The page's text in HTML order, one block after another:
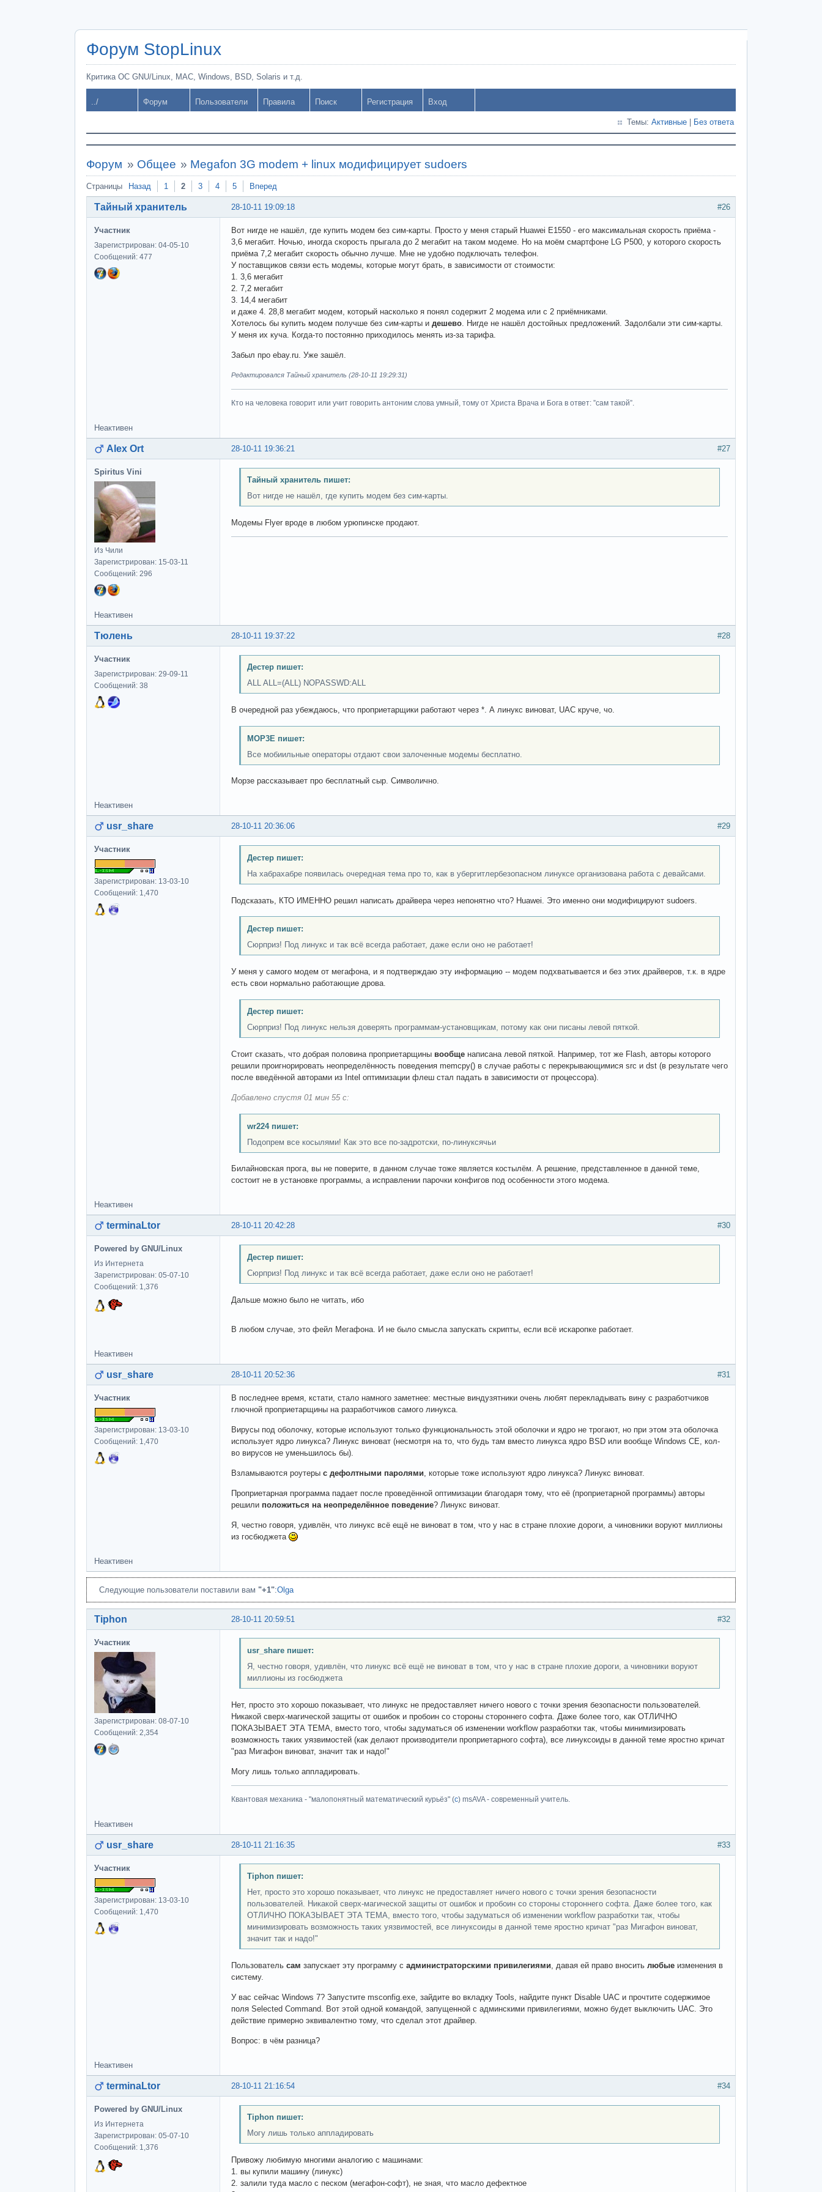
Форум StopLinux
Критика ОС GNU/Linux, MAC, Windows, BSD, Solaris и т.д.
../ Форум Пользователи Правила Поиск Регистрация Вход
Темы: Активные Без ответа
Форум » Общее » Megafon 3G modem + linux модифицирует sudoers
Страницы Назад 1 2 3 4 5 Вперед
#26
28-10-11 19:09:18
Тайный хранитель
Участник
Зарегистрирован: 04-05-10
Сообщений: 477
Вот нигде не нашёл, где купить модем без сим-карты. Просто у меня старый Huawei E1550 - его максимальная скорость приёма -
3,6 мегабит. Ночью, иногда скорость прыгала до 2 мегабит на таком модеме. Но на моём смартфоне LG P500, у которого скорость
приёма 7,2 мегабит скорость обычно лучше. Мне не удобно подключать телефон.
У поставщиков связи есть модемы, которые могут брать, в зависимости от стоимости:
1. 3,6 мегабит
2. 7,2 мегабит
3. 14,4 мегабит
и даже 4. 28,8 мегабит модем, который насколько я понял содержит 2 модема или с 2 приёмниками.
Хотелось бы купить модем получше без сим-карты и дешево . Нигде не нашёл достойных предложений. Задолбали эти сим-карты.
У меня их куча. Когда-то постоянно приходилось менять из-за тарифа.
Забыл про ebay.ru. Уже зашёл.
Редактировался Тайный хранитель (28-10-11 19:29:31)
Кто на человека говорит или учит говорить антоним слова умный, тому от Христа Врача и Бога в ответ: ”сам такой”.
Неактивен
#27
28-10-11 19:36:21
Alex Ort
Spiritus Vini
Из Чили
Зарегистрирован: 15-03-11
Сообщений: 296
Тайный хранитель пишет:
Вот нигде не нашёл, где купить модем без сим-карты.
Модемы Flyer вроде в любом урюпинске продают.
Неактивен
#28
28-10-11 19:37:22
Тюлень
Участник
Зарегистрирован: 29-09-11
Сообщений: 38
Дестер пишет:
ALL ALL=(ALL) NOPASSWD:ALL
В очередной раз убеждаюсь, что проприетарщики работают через *. А линукс виноват, UAC круче, чо.
MOP3E пишет:
Все мобиильные операторы отдают свои залоченные модемы бесплатно.
Морзе рассказывает про бесплатный сыр. Символично.
Неактивен
#29
28-10-11 20:36:06
usr_share
Участник
Зарегистрирован: 13-03-10
Сообщений: 1,470
Дестер пишет:
На хабрахабре появилась очередная тема про то, как в убергитлербезопасном линуксе организована работа с девайсами.
Подсказать, КТО ИМЕННО решил написать драйвера через непонятно что? Huawei. Это именно они модифицируют sudoers.
Дестер пишет:
Сюрприз! Под линукс и так всё всегда работает, даже если оно не работает!
У меня у самого модем от мегафона, и я подтверждаю эту информацию -- модем подхватывается и без этих драйверов, т.к. в ядре
есть свои нормально работающие дрова.
Дестер пишет:
Сюрприз! Под линукс нельзя доверять программам-установщикам, потому как они писаны левой пяткой.
Стоит сказать, что добрая половина проприетарщины вообще написана левой пяткой. Например, тот же Flash, авторы которого
решили проигнорировать неопределённость поведения memcpy() в случае работы с перекрывающимися src и dst (в результате чего
после введённой авторами из Intel оптимизации флеш стал падать в зависимости от процессора).
Добавлено спустя 01 мин 55 с:
wr224 пишет:
Подопрем все косылями! Как это все по-задротски, по-линуксячьи
Билайновская прога, вы не поверите, в данном случае тоже является костылём. А решение, представленное в данной теме,
состоит не в установке программы, а исправлении парочки конфигов под особенности этого модема.
Неактивен
#30
28-10-11 20:42:28
terminaLtor
Powered by GNU/Linux
Из Интернета
Зарегистрирован: 05-07-10
Сообщений: 1,376
Дестер пишет:
Сюрприз! Под линукс и так всё всегда работает, даже если оно не работает!
Дальше можно было не читать, ибо
В любом случае, это фейл Мегафона. И не было смысла запускать скрипты, если всё искаропке работает.
Неактивен
#31
28-10-11 20:52:36
usr_share
Участник
Зарегистрирован: 13-03-10
Сообщений: 1,470
В последнее время, кстати, стало намного заметнее: местные виндузятники очень любят перекладывать вину с разработчиков
глючной проприетарщины на разработчиков самого линукса.
Вирусы под оболочку, которые используют только функциональность этой оболочки и ядро не трогают, но при этом эта оболочка
использует ядро линукса? Линукс виноват (несмотря на то, что будь там вместо линукса ядро BSD или вообще Windows CE, кол-
во вирусов не уменьшилось бы).
Взламываются роутеры с дефолтными паролями , которые тоже используют ядро линукса? Линукс виноват.
Проприетарная программа падает после проведённой оптимизации благодаря тому, что её (проприетарной программы) авторы
решили положиться на неопределённое поведение? Линукс виноват.
Я, честно говоря, удивлён, что линукс всё ещё не виноват в том, что у нас в стране плохие дороги, а чиновники воруют миллионы
из госбюджета
Неактивен
Следующие пользователи поставили вам "+1":Olga
#32
28-10-11 20:59:51
Tiphon
Участник
Зарегистрирован: 08-07-10
Сообщений: 2,354
usr_share пишет:
Я, честно говоря, удивлён, что линукс всё ещё не виноват в том, что у нас в стране плохие дороги, а чиновники воруют
миллионы из госбюджета
Нет, просто это хорошо показывает, что линукс не предоставляет ничего нового с точки зрения безопасности пользователей.
Никакой сверх-магической защиты от ошибок и пробоин со стороны стороннего софта. Даже более того, как ОТЛИЧНО
ПОКАЗЫВАЕТ ЭТА ТЕМА, вместо того, чтобы задуматься об изменении workflow разработки так, чтобы минимизировать
возможность таких уязвимостей (как делают производители проприетарного софта), все линуксоиды в данной теме яростно кричат
"раз Мигафон виноват, значит так и надо!"
Могу лишь только аппладировать.
Квантовая механика - "малопонятный математический курьёз" (с) msAVA - современный учитель.
Неактивен
#33
28-10-11 21:16:35
usr_share
Участник
Зарегистрирован: 13-03-10
Сообщений: 1,470
Tiphon пишет:
Нет, просто это хорошо показывает, что линукс не предоставляет ничего нового с точки зрения безопасности
пользователей. Никакой сверх-магической защиты от ошибок и пробоин со стороны стороннего софта. Даже более того, как
ОТЛИЧНО ПОКАЗЫВАЕТ ЭТА ТЕМА, вместо того, чтобы задуматься об изменении workflow разработки так, чтобы
минимизировать возможность таких уязвимостей, все линуксоиды в данной теме яростно кричат "раз Мигафон виноват,
значит так и надо!"
Пользователь сам запускает эту программу с администраторскими привилегиями , давая ей право вносить любые изменения в
систему.
У вас сейчас Windows 7? Запустите msconfig.exe, зайдите во вкладку Tools, найдите пункт Disable UAC и прочтите содержимое
поля Selected Command. Вот этой одной командой, запущенной с админскими привилегиями, можно будет выключить UAC. Это
действие примерно эквивалентно тому, что сделал этот драйвер.
Вопрос: в чём разница?
Неактивен
#34
28-10-11 21:16:54
terminaLtor
Powered by GNU/Linux
Из Интернета
Зарегистрирован: 05-07-10
Сообщений: 1,376
Tiphon пишет:
Могу лишь только аппладировать
Привожу любимую многими аналогию с машинами:
1. вы купили машину (линукс)
2. залили туда масло с песком (мегафон-софт), не зная, что масло дефектное